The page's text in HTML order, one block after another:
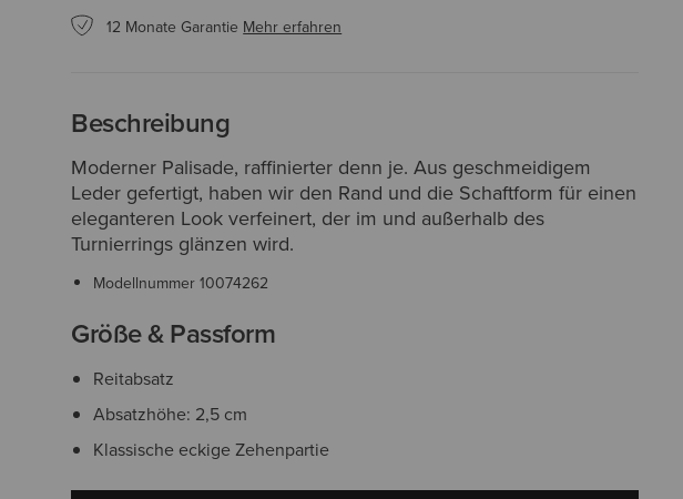
12 Monate Garantie Mehr erfahren
Beschreibung
Moderner Palisade, raffinierter denn je. Aus geschmeidigem
Leder gefertigt, haben wir den Rand und die Schaftform für einen
eleganteren Look verfeinert, der im und außerhalb des
Turnierrings glänzen wird.
Modellnummer10074262
Größe & Passform
Reitabsatz
Absatzhöhe: 2,5 cm
Klassische eckige Zehenpartie